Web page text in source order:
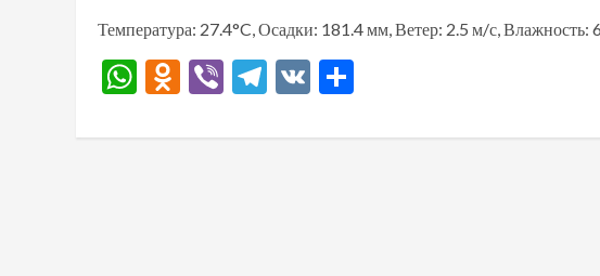
Температура: 27.4°C, Осадки: 181.4 мм, Ветер: 2.5 м/с, Влажность:
WhatsApp
Odnoklassniki
ViberTelegram
VK